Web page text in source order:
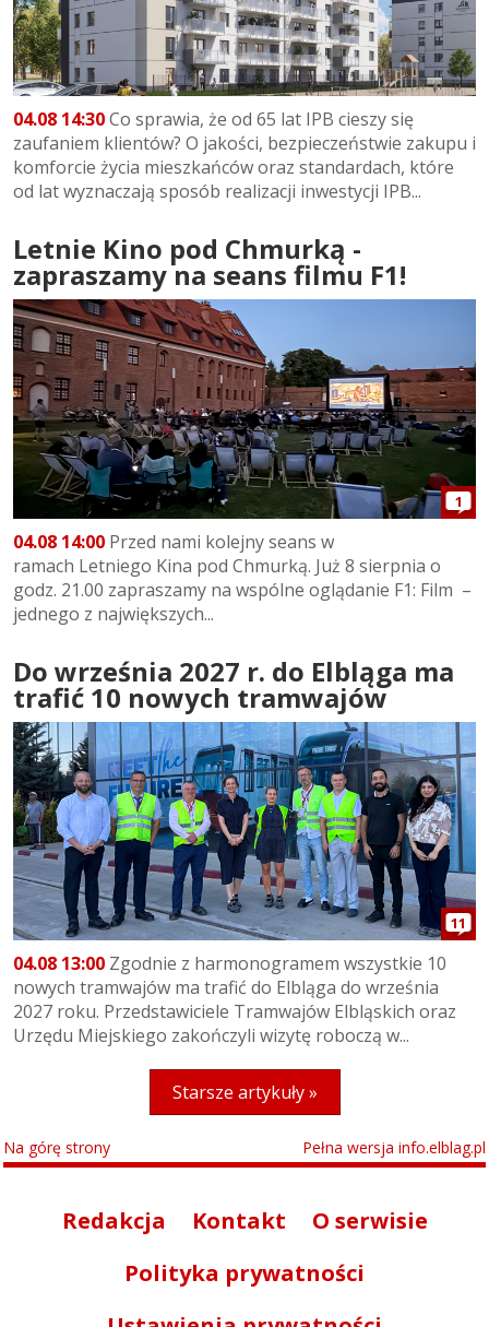
04.08 14:30Co sprawia, że od 65 lat IPB cieszy się
zaufaniem klientów? O jakości, bezpieczeństwie zakupu i
komforcie życia mieszkańców oraz standardach, które
od lat wyznaczają sposób realizacji inwestycji IPB...
Letnie Kino pod Chmurką -
zapraszamy na seans filmu F1!
1
04.08 14:00 Przed nami kolejny seans w
ramach Letniego Kina pod Chmurką. Już 8 sierpnia o
godz. 21.00 zapraszamy na wspólne oglądanie F1: Film –
jednego z największych...
Do września 2027 r. do Elbląga ma
trafić 10 nowych tramwajów
11
04.08 13:00 Zgodnie z harmonogramem wszystkie 10
nowych tramwajów ma trafić do Elbląga do września
2027 roku. Przedstawiciele Tramwajów Elbląskich oraz
Urzędu Miejskiego zakończyli wizytę roboczą w...
Starsze artykuły »
Na górę strony Pełna wersja info.elblag.pl
Redakcja Kontakt
O serwisie
Polityka prywatności